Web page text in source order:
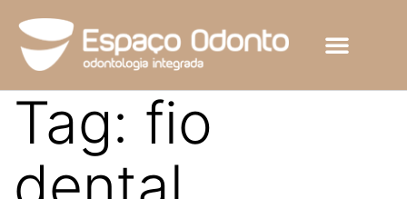
Tag: fio